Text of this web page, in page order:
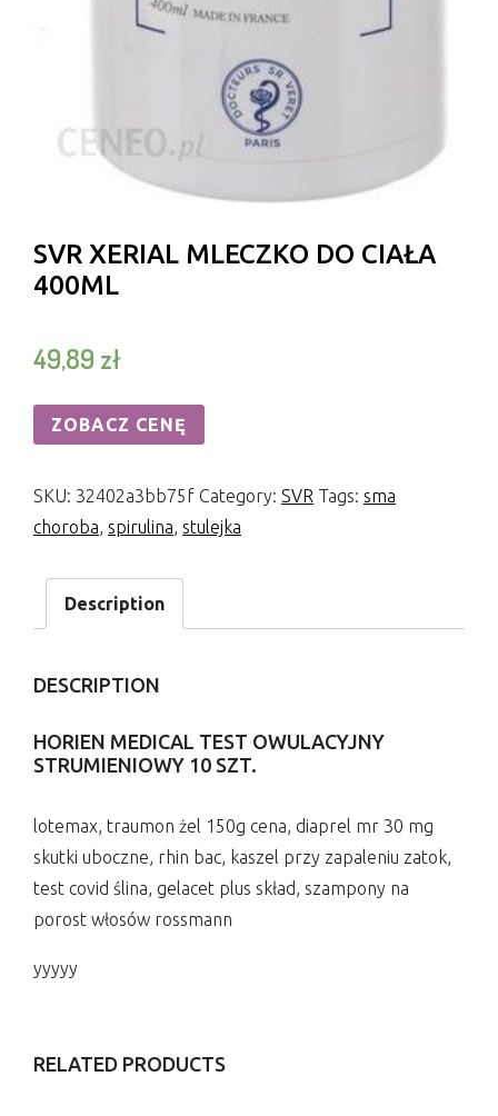
SVR XERIAL MLECZKO DO CIAŁA
400ML
49,89 zł
ZOBACZ CENĘ
SKU: 32402a3bb75f Category: SVR Tags: sma
choroba spirulina stulejka
Description
DESCRIPTION
HORIEN MEDICAL TEST OWULACYJNY
STRUMIENIOWY 10 SZT.
lotemax, traumon żel 150g cena, diaprel mr 30 mg
skutki uboczne, rhin bac, kaszel przy zapaleniu zatok,
test covid ślina, gelacet plus skład, szampony na
porost włosów rossmann
yyyyy
RELATED PRODUCTS